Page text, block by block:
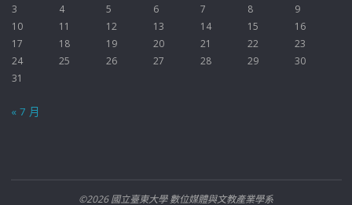
3
4 5 6 7 8
9
10
11 12 13 14 15
16
17
18 19 20 21 22
23
24
25 26 27 28 29
30
31
« 7 月
©2026 國立臺東大學 數位媒體與文教產業學系